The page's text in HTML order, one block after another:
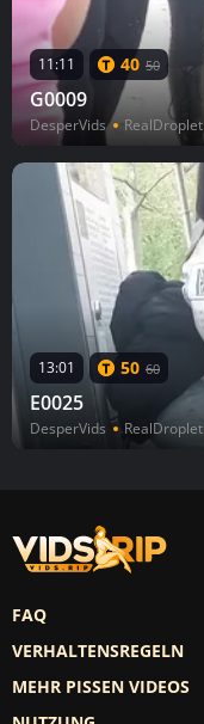
11:11 40 50
G0009
DesperVids RealDroplet
13:01 50 60
E0025
DesperVids RealDroplet
FAQ
VERHALTENSREGELN
MEHR PISSEN VIDEOS